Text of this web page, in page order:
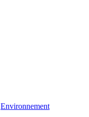
Environnement